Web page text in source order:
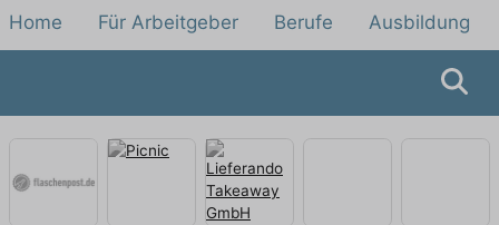
Home Für Arbeitgeber Berufe Ausbildung